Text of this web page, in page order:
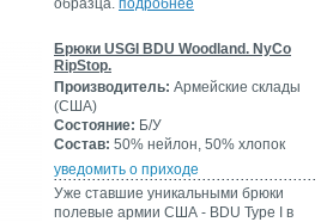
образца. подробнее
Брюки USGI BDU Woodland. NyCo
RipStop.
Производитель: Армейские склады
(США)
Состояние: Б/У
Состав: 50% нейлон, 50% хлопок
уведомить о приходе
Уже ставшие уникальными брюки
полевые армии США - BDU Type I в